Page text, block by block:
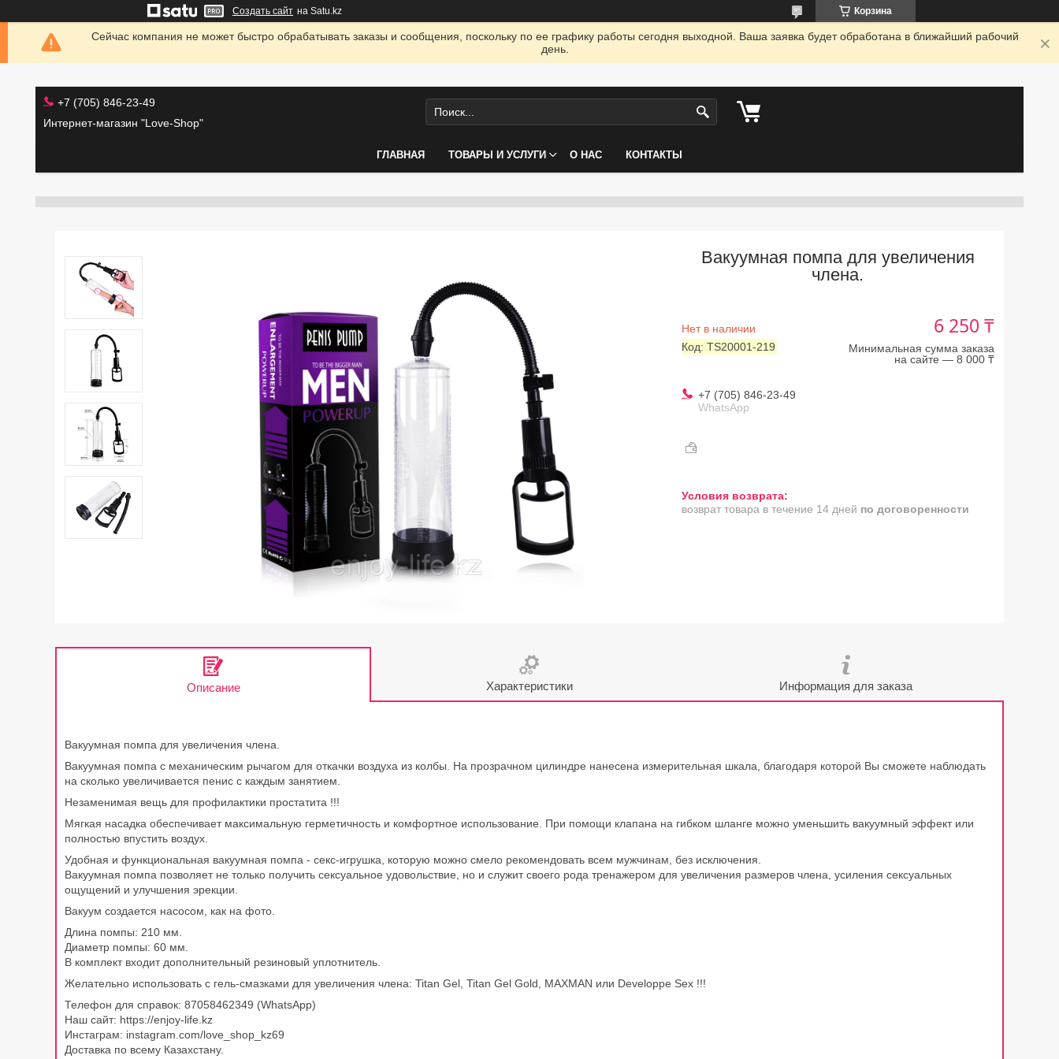
Создать сайт на Satu.kz Корзина
Сейчас компания не может быстро обрабатывать заказы и сообщения, поскольку по ее графику работы сегодня выходной. Ваша заявка будет обработана в ближайший рабочий
день.
+7 (705) 846-23-49
Интернет-магазин "Love-Shop"
ГЛАВНАЯ ТОВАРЫ И УСЛУГИ О НАС КОНТАКТЫ
Вакуумная помпа для увеличения
члена.
Нет в наличии
Код: TS20001-219
6 250 ₸
Минимальная сумма заказа
на сайте — 8 000 ₸
+7 (705) 846-23-49
WhatsApp
возврат товара в течение 14 дней по договоренности
Описание Характеристики Информация для заказа
Вакуумная помпа для увеличения члена.
Вакуумная помпа с механическим рычагом для откачки воздуха из колбы. На прозрачном цилиндре нанесена измерительная шкала, благодаря которой Вы сможете наблюдать
на сколько увеличивается пенис с каждым занятием.
Незаменимая вещь для профилактики простатита !!!
Мягкая насадка обеспечивает максимальную герметичность и комфортное использование. При помощи клапана на гибком шланге можно уменьшить вакуумный эффект или
полностью впустить воздух.
Удобная и функциональная вакуумная помпа - секс-игрушка, которую можно смело рекомендовать всем мужчинам, без исключения.
Вакуумная помпа позволяет не только получить сексуальное удовольствие, но и служит своего рода тренажером для увеличения размеров члена, усиления сексуальных
ощущений и улучшения эрекции.
Вакуум создается насосом, как на фото.
Длина помпы: 210 мм.
Диаметр помпы: 60 мм.
В комплект входит дополнительный резиновый уплотнитель.
Желательно использовать с гель-смазками для увеличения члена: Titan Gel, Titan Gel Gold, MAXMAN или Developpe Sex !!!
Телефон для справок: 87058462349 (WhatsApp)
Наш сайт: https://enjoy-life.kz
Инстаграм: instagram.com/love_shop_kz69
Доставка по всему Казахстану.